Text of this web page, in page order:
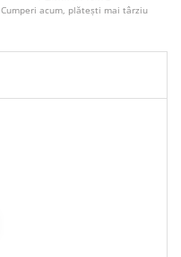
Cumperi acum, plătești mai târziu